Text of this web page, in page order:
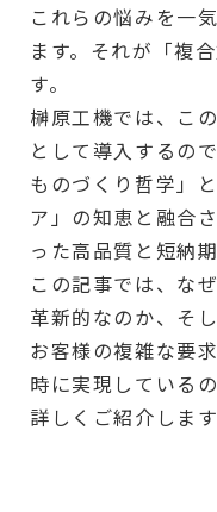
これらの悩みを一
ます。それが「複
す。
榊原工機では、こ
として導入するの
ものづくり哲学」
ア」の知恵と融合
った高品質と短納
この記事では、な
革新的なのか、そ
お客様の複雑な要
時に実現している
詳しくご紹介します